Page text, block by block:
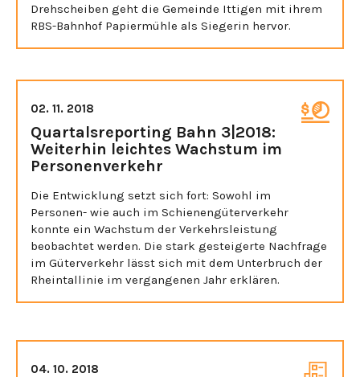
Drehscheiben geht die Gemeinde Ittigen mit ihrem
RBS-Bahnhof Papiermühle als Siegerin hervor.
02. 11. 2018
Quartalsreporting Bahn 3|2018:
Weiterhin leichtes Wachstum im
Personenverkehr
Die Entwicklung setzt sich fort: Sowohl im
Personen- wie auch im Schienengüterverkehr
konnte ein Wachstum der Verkehrsleistung
beobachtet werden. Die stark gesteigerte Nachfrage
im Güterverkehr lässt sich mit dem Unterbruch der
Rheintallinie im vergangenen Jahr erklären.
04. 10. 2018